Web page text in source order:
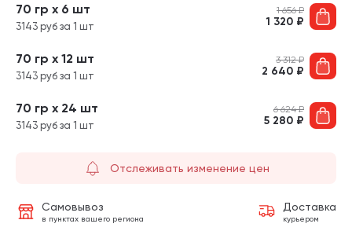
70 гр х 6 шт
3143 руб за 1 шт
1 656₽
1 320 ₽
70 гр х 12 шт
3143 руб за 1 шт
3 312₽
2 640 ₽
70 гр х 24 шт
3143 руб за 1 шт
6 624₽
5 280 ₽
Отслеживать изменение цен
Самовывоз
в пунктах вашего региона
Доставка
курьером